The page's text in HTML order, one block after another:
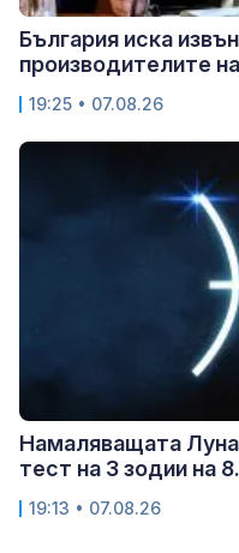
България иска
производителите
19:25 • 07.08.26
Намаляващата
тест на 3 зодии на
19:13 • 07.08.26